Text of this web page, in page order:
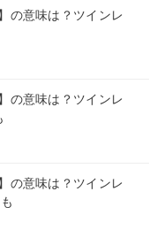
の意味は？ツインレ
の意味は？ツインレ
の意味は？ツインレ